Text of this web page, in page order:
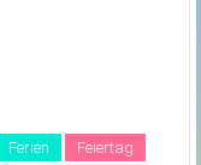
Ferien
Feiertag